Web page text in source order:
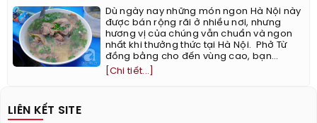
Dù ngày nay những món ngon Hà Nội này
được bán rộng rãi ở nhiều nơi, nhưng
hương vị của chúng vẫn chuẩn và ngon
nhất khi thưởng thức tại Hà Nội. ​ Phở Từ
đồng bằng cho đến vùng cao, bạn...
[Chi tiết...]
LIÊN KẾT SITE